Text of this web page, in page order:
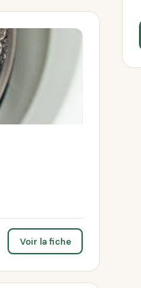
Voir la fiche